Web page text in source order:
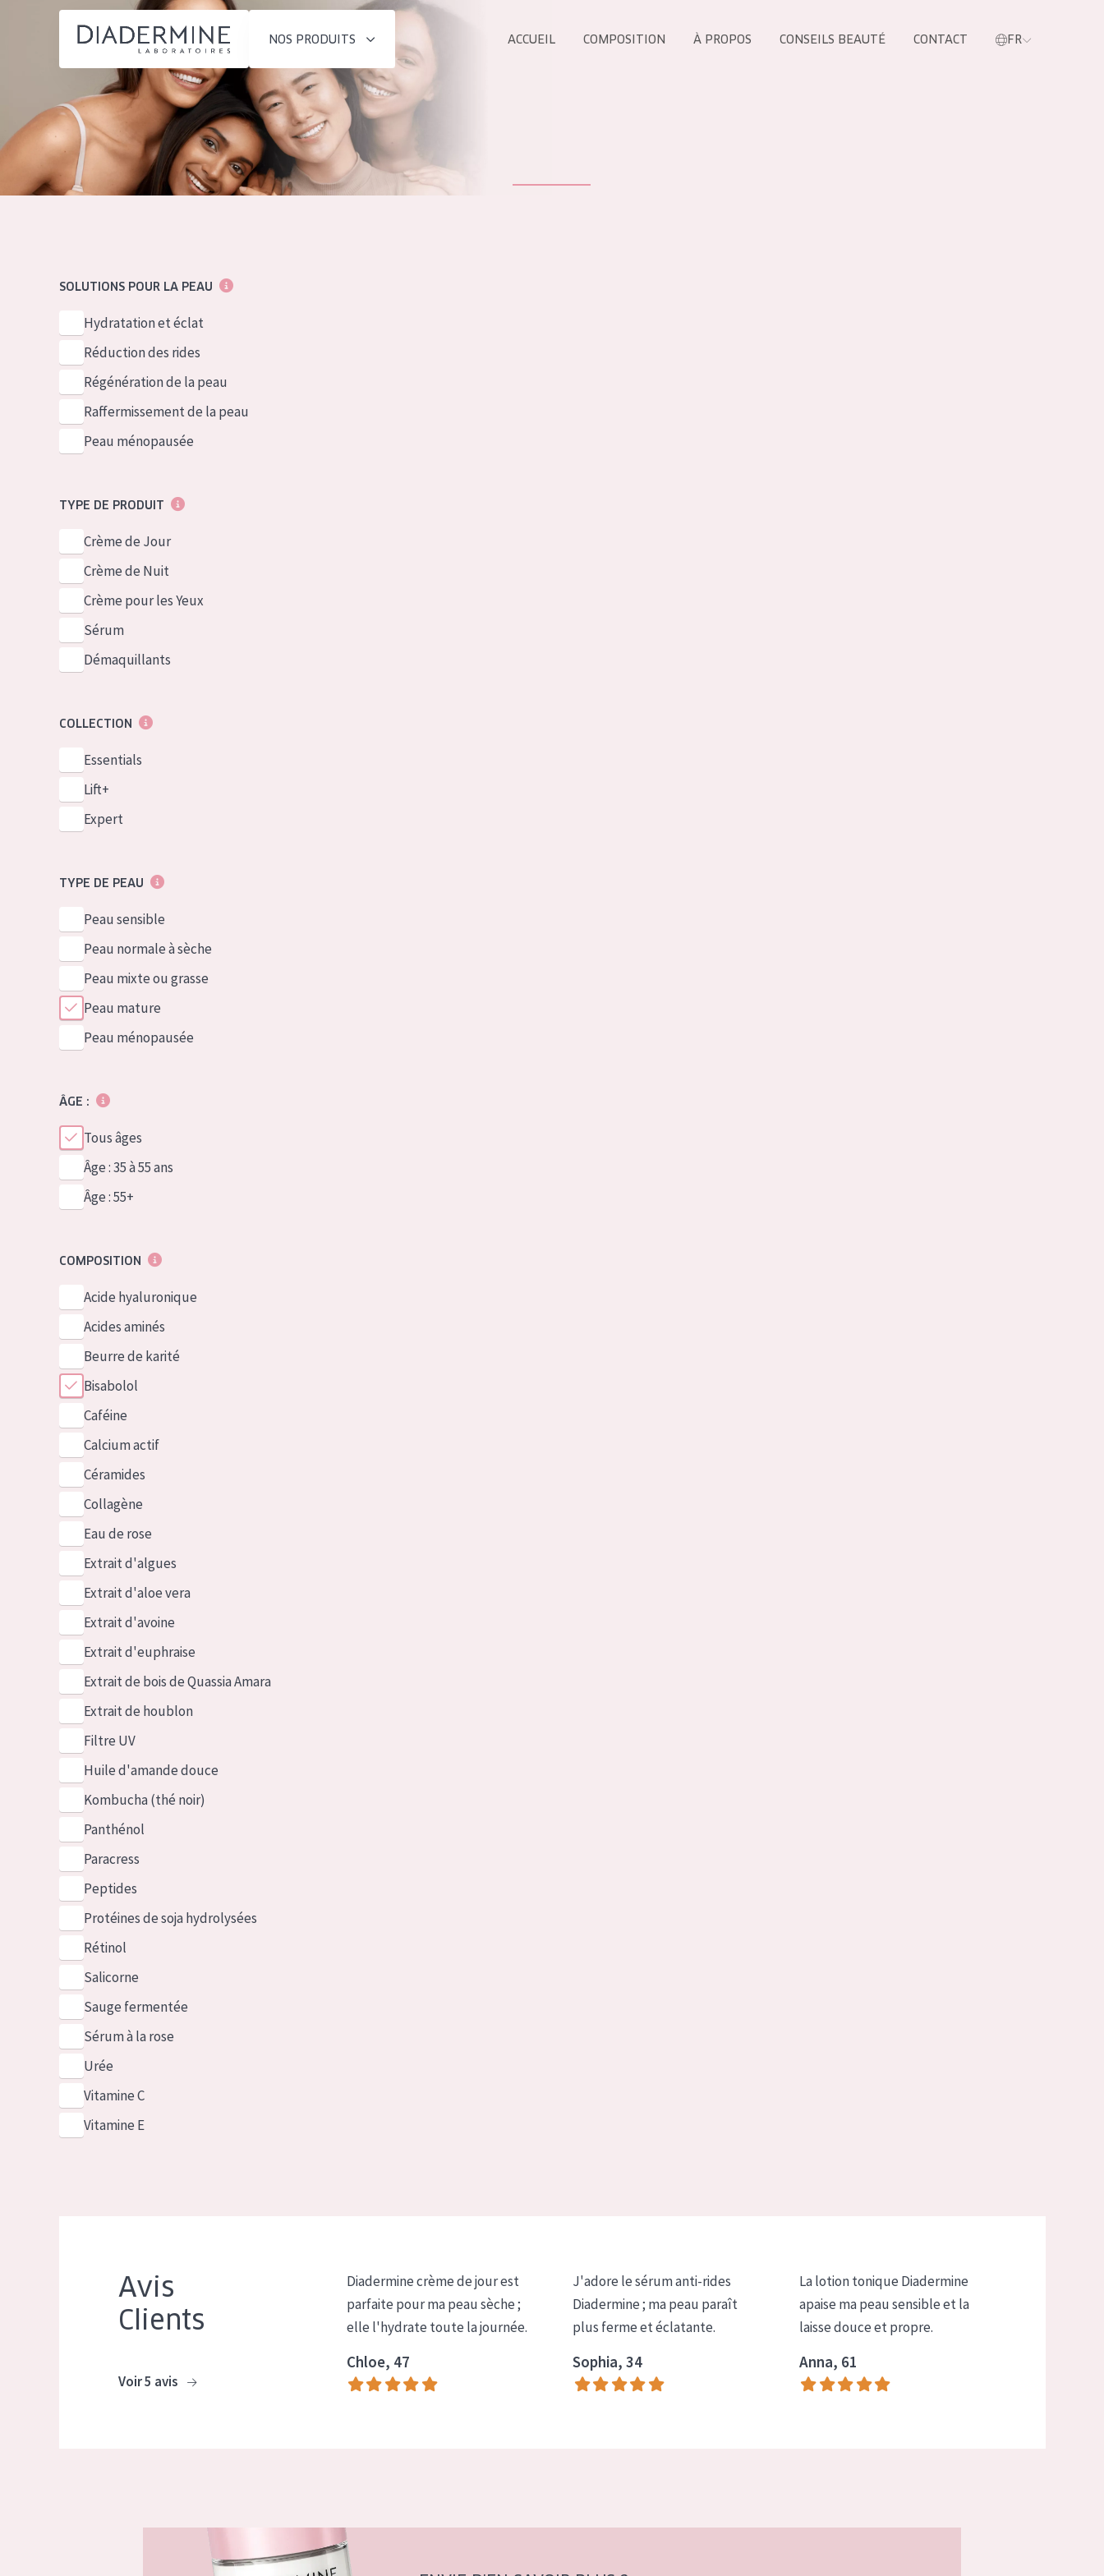
NOS PRODUITS
SOLUTIONS POUR LA PEAU
Hydratation et éclat
Réduction des rides
Peau ménopausée
TYPE DE PRODUIT
Crème de Jour
Crème de Nuit
ACCUEIL COMPOSITION À PROPOS CONSEILS BEAUTÉ CONTACT FR
ACCUEIL
Composition
À propos
SOLUTIONS POUR LA PEAU
Hydratation et éclat
Réduction des rides
Régénération de la peau
Raffermissement de la peau
Peau ménopausée
TYPE DE PRODUIT
Crème de Jour
Crème de Nuit
Crème pour les Yeux
Sérum
Démaquillants
COLLECTION
Essentials
Lift+
Expert
TYPE DE PEAU
Peau sensible
Peau normale à sèche
Peau mixte ou grasse
Peau mature
Peau ménopausée
ÂGE :
Tous âges
Âge : 35 à 55 ans
Âge : 55+
COMPOSITION
Acide hyaluronique
Acides aminés
Beurre de karité
Bisabolol
Caféine
Calcium actif
Céramides
Collagène
Eau de rose
Extrait d'algues
Extrait d'aloe vera
Extrait d'avoine
Extrait d'euphraise
Extrait de bois de Quassia Amara
Extrait de houblon
Filtre UV
Huile d'amande douce
Kombucha (thé noir)
Panthénol
Paracress
Peptides
Protéines de soja hydrolysées
Rétinol
Salicorne
Sauge fermentée
Sérum à la rose
Urée
Vitamine C
Vitamine E
Avis
Clients
Voir 5 avis
Diadermine crème de jour est
parfaite pour ma peau sèche ;
elle l'hydrate toute la journée.
Chloe, 47
J'adore le sérum anti-rides
Diadermine ; ma peau paraît
plus ferme et éclatante.
Sophia, 34
La lotion tonique Diadermine
apaise ma peau sensible et la
laisse douce et propre.
Anna, 61